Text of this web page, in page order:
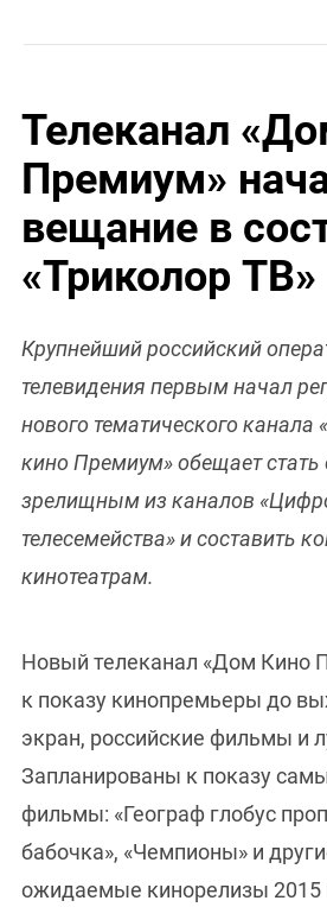
Телеканал
Премиум»
вещание в
«Триколор ТВ»
Крупнейший российский
телевидения первым начал
нового тематического канала
кино Премиум» обещает
зрелищным из каналов
телесемейства» и составить
кинотеатрам.
Новый телеканал «Дом Кино
к показу кинопремьеры до
экран, российские фильмы и
Запланированы к показу
фильмы: «Географ глобус
бабочка», «Чемпионы» и
ожидаемые кинорелизы 2015